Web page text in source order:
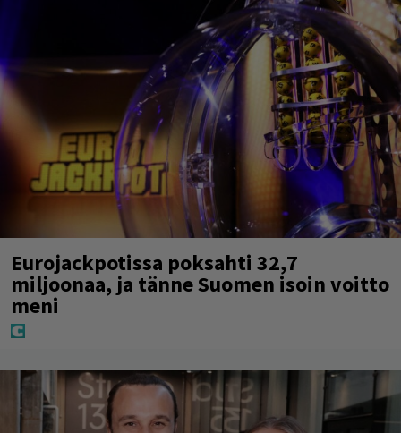
Eurojackpotissa poksahti 32,7
miljoonaa, ja tänne Suomen isoin voitto
meni